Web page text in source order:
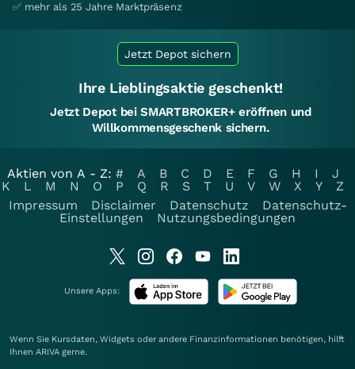
✅ mehr als 25 Jahre Marktpräsenz
Jetzt Depot sichern
Ihre Lieblingsaktie geschenkt!
Jetzt Depot bei SMARTBROKER+ eröffnen und
Willkommensgeschenk sichern.
Aktien von A - Z: # A B C D E F G H I
J
K
L M N O P Q R S T U V W X Y
Z
Impressum
Disclaimer Datenschutz
Datenschutz-
Einstellungen
Nutzungsbedingungen
Unsere Apps:
Wenn Sie Kursdaten, Widgets oder andere Finanzinformationen benötigen, hilft
Ihnen ARIVA gerne.